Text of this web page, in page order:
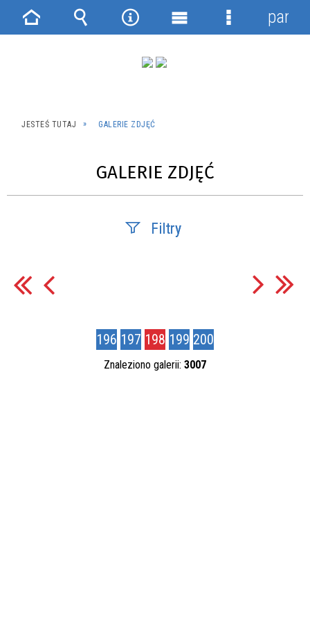
JESTEŚ TUTAJ GALERIE ZDJĘĆ
GALERIE ZDJĘĆ
Filtry
196 197 198 199 200
Znaleziono galerii: 3007
Strona Wyszukiwarka
NarzędziaMenu
Menu
panel